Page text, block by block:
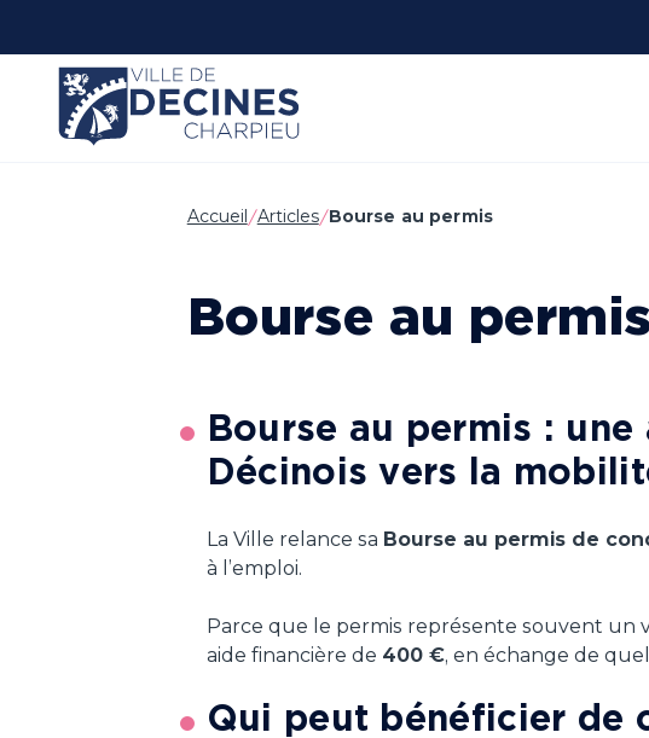
Accueil Articles Bourse au permis
Bourse au permis
Bourse au permis :
Décinois vers la
La Ville relance sa Bourse au permis de
à l’emploi.
Parce que le permis représente souvent un
aide financière de 400 €, en échange de
Qui peut bénéficier de